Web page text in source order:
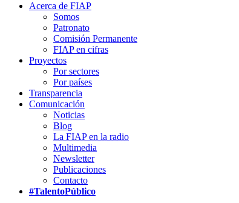
Acerca de FIAP
Somos
Patronato
Comisión Permanente
FIAP en cifras
Proyectos
Por sectores
Por países
Transparencia
Comunicación
Noticias
Blog
La FIAP en la radio
Multimedia
Newsletter
Publicaciones
Contacto
#TalentoPúblico